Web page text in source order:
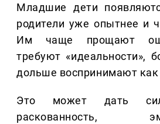
Младшие дети
родители уже опытнее и
Им чаще прощают
требуют «идеальности»,
дольше воспринимают
Это может дать
раскованность,